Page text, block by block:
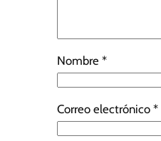
Nombre *
Correo electrónico *